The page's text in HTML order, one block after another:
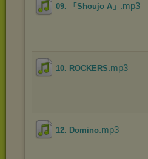
09. 「Shoujo A」 .mp3
10. ROCKERS.mp3
12. Domino.mp3